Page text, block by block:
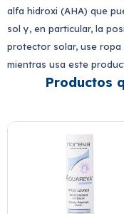
alfa hidroxi (AHA) que
sol y, en particular, la
protector solar, use
mientras usa este
Productos